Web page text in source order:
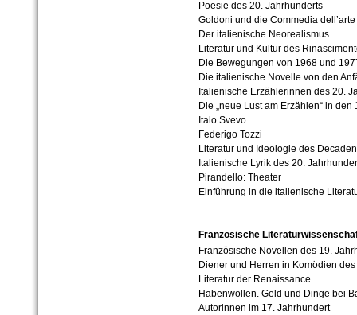
Poesie des 20. Jahrhunderts
Goldoni und die Commedia dell’arte
Der italienische Neorealismus
Literatur und Kultur des
Die Bewegungen von 1968 und
Die italienische Novelle von den
Italienische Erzählerinnen des 20.
Die „neue Lust am Erzählen“ in
Italo Svevo
Federigo Tozzi
Literatur und Ideologie des
Italienische Lyrik des 20.
Pirandello: Theater
Einführung in die italienische
Französische
Französische Novellen des 19.
Diener und Herren in Komödien
Literatur der Renaissance
Habenwollen. Geld und Dinge bei
Autorinnen im 17. Jahrhundert